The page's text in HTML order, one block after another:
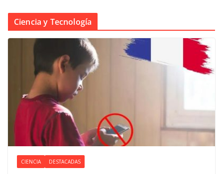
Ciencia y Tecnología
CIENCIA DESTACADAS